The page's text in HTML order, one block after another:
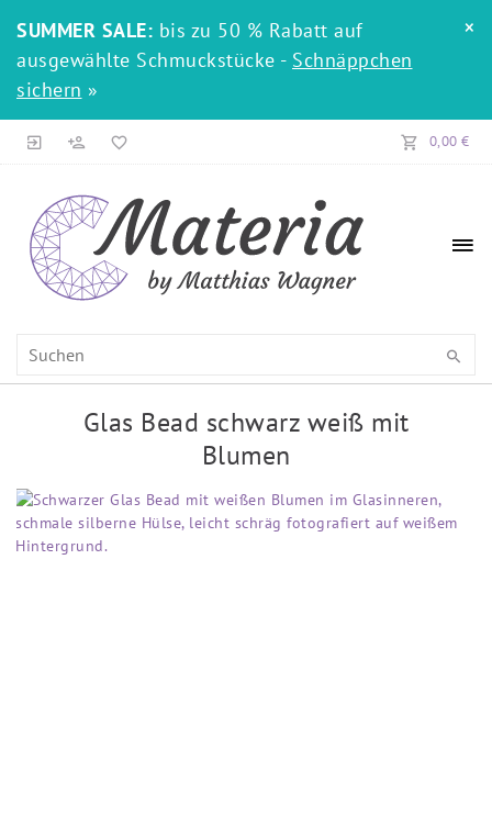
SUMMER SALE: bis zu 50 % Rabatt auf
ausgewählte Schmuckstücke - Schnäppchen
sichern »
×
0,00 €
Glas Bead schwarz weiß mit
Blumen